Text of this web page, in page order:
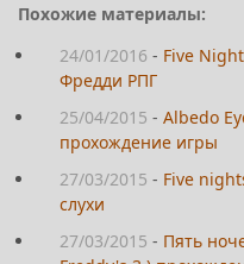
Похожие материалы:
24/01/2016 - Five
Фредди РПГ
25/04/2015 - Albedo
прохождение игры
27/03/2015 - Five
слухи
27/03/2015 - Пять